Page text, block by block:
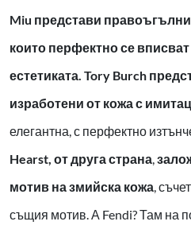
Miu представи правоъгълни
които перфектно се
естетиката. Tory Burch
изработени от кожа с
елегантна, с перфектно
Hearst, от друга страна
мотив на змийска кожа ,
същия мотив. А Fendi? Там на